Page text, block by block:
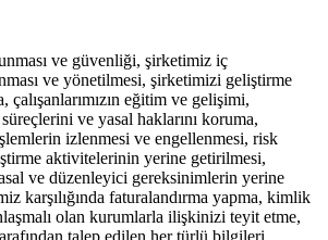
ve güvenliği, şirketimiz iç
ve yönetilmesi, şirketimizi geliştirme
çalışanlarımızın eğitim ve gelişimi,
süreçlerini ve yasal haklarını koruma,
izlenmesi ve engellenmesi, risk
aktivitelerinin yerine getirilmesi,
ve düzenleyici gereksinimlerin yerine
karşılığında faturalandırma yapma, kimlik
olan kurumlarla ilişkinizi teyit etme,